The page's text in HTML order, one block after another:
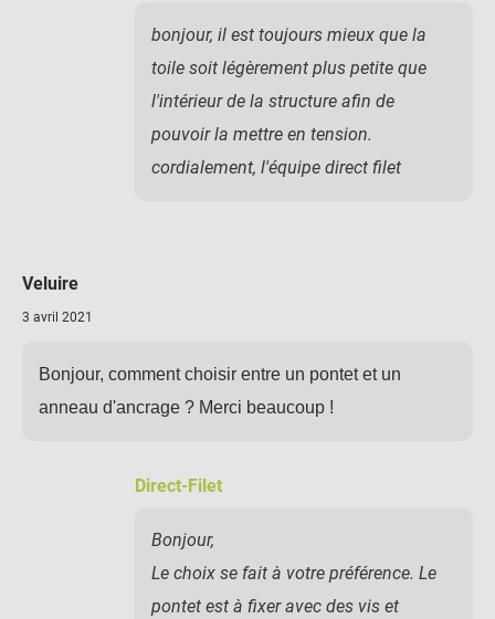
bonjour, il est toujours mieux que la
toile soit légèrement plus petite que
l'intérieur de la structure afin de
pouvoir la mettre en tension.
cordialement, l'équipe direct filet
Veluire
3 avril 2021
Bonjour, comment choisir entre un pontet et un
anneau d'ancrage ? Merci beaucoup !
Direct-Filet
Bonjour,
Le choix se fait à votre préférence. Le
pontet est à fixer avec des vis et